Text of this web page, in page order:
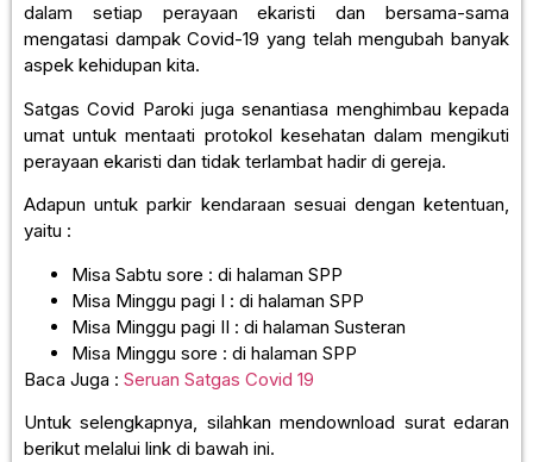
dalam setiap perayaan ekaristi dan bersama-sama
mengatasi dampak Covid-19 yang telah mengubah banyak
aspek kehidupan kita.
Satgas Covid Paroki juga senantiasa menghimbau kepada
umat untuk mentaati protokol kesehatan dalam mengikuti
perayaan ekaristi dan tidak terlambat hadir di gereja.
Adapun untuk parkir kendaraan sesuai dengan ketentuan,
yaitu :
Misa Sabtu sore : di halaman SPP
Misa Minggu pagi I : di halaman SPP
Misa Minggu pagi II : di halaman Susteran
Misa Minggu sore : di halaman SPP
Baca Juga : Seruan Satgas Covid 19
Untuk selengkapnya, silahkan mendownload surat edaran
berikut melalui link di bawah ini.